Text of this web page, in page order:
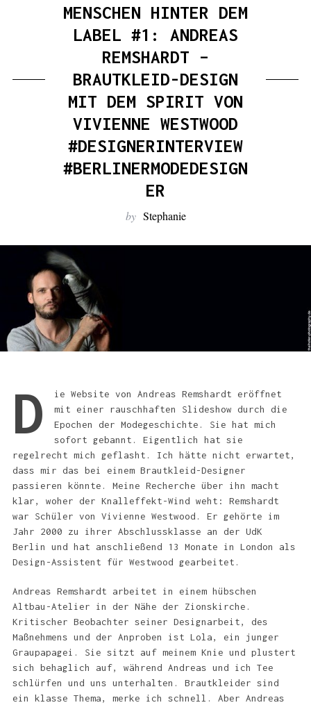
:
MENSCHEN HINTER DEM
LABEL #1: ANDREAS
REMSHARDT –
BRAUTKLEID-DESIGN
MIT DEM SPIRIT VON
VIVIENNE WESTWOOD
#DESIGNERINTERVIEW
#BERLINERMODEDESIGN
ER
by Stephanie
D
ie Website von Andreas Remshardt eröffnet
mit einer rauschhaften Slideshow durch die
Epochen der Modegeschichte. Sie hat mich
sofort gebannt. Eigentlich hat sie
regelrecht mich geflasht. Ich hätte nicht erwartet,
dass mir das bei einem Brautkleid-Designer
passieren könnte. Meine Recherche über ihn macht
klar, woher der Knalleffekt-Wind weht: Remshardt
war Schüler von Vivienne Westwood. Er gehörte im
Jahr 2000 zu ihrer Abschlussklasse an der UdK
Berlin und hat anschließend 13 Monate in London als
Design-Assistent für Westwood gearbeitet.
Andreas Remshardt arbeitet in einem hübschen
Altbau-Atelier in der Nähe der Zionskirche.
Kritischer Beobachter seiner Designarbeit, des
Maßnehmens und der Anproben ist Lola, ein junger
Graupapagei. Sie sitzt auf meinem Knie und plustert
sich behaglich auf, während Andreas und ich Tee
schlürfen und uns unterhalten. Brautkleider sind
ein klasse Thema, merke ich schnell. Aber Andreas